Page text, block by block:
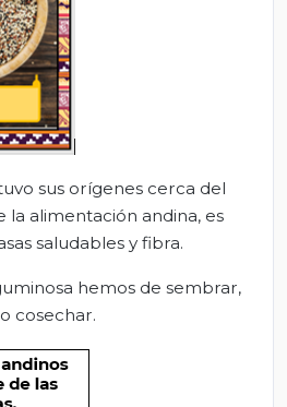
sus orígenes cerca del
la alimentación andina, es
saludables y fibra.
hemos de sembrar,
cosechar.